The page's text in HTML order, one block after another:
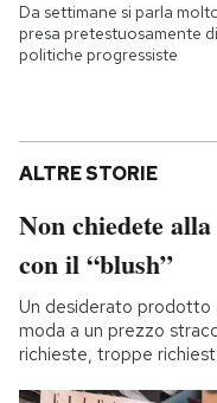
Da settimane si parla
presa pretestuosamente
politiche progressiste
ALTRE STORIE
Non chiedete
con il “blush”
Un desiderato prodotto
moda a un prezzo
richieste, troppe